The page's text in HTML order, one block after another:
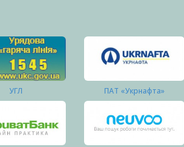
УГЛ ПАТ «Укрнафта»